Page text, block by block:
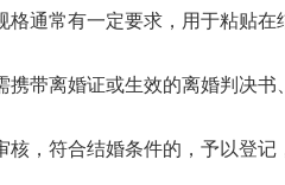
常有一定要求，用于粘贴在
离婚证或生效的离婚判决书
符合结婚条件的，予以登记